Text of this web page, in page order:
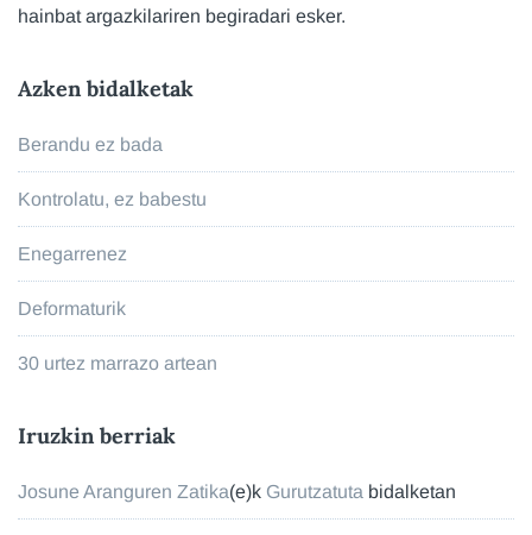
hainbat argazkilariren begiradari esker.
Azken bidalketak
Berandu ez bada
Kontrolatu, ez babestu
Enegarrenez
Deformaturik
30 urtez marrazo artean
Iruzkin berriak
Josune Aranguren Zatika(e)k Gurutzatuta bidalketan